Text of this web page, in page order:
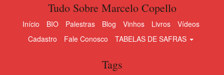
Tudo Sobre Marcelo Copello
Início BIO Palestras Blog Vinhos Livros
Vídeos
Cadastro
Fale Conosco TABELAS DE SAFRAS
Tags